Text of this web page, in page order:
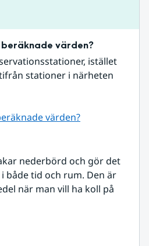
värden?
istället
stationer i närheten
värden?
nederbörd och gör det
både tid och rum. Den är
när man vill ha koll på